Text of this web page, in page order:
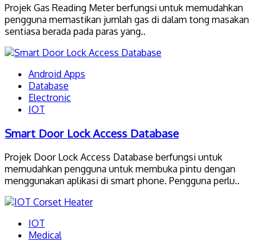
Projek Gas Reading Meter berfungsi untuk memudahkan
pengguna memastikan jumlah gas di dalam tong masakan
sentiasa berada pada paras yang..
Android Apps
Database
Electronic
IOT
Smart Door Lock Access Database
Projek Door Lock Access Database berfungsi untuk
memudahkan pengguna untuk membuka pintu dengan
menggunakan aplikasi di smart phone. Pengguna perlu..
IOT
Medical